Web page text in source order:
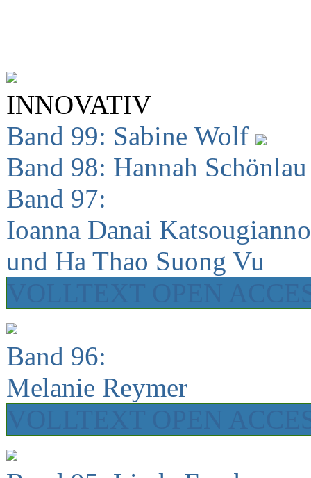
INNOVATIV
Band 99: Sabine Wolf
Band 98: Hannah
Band 97:
Ioanna Danai
und Ha Thao Suong Vu
Band 96:
Melanie Reymer